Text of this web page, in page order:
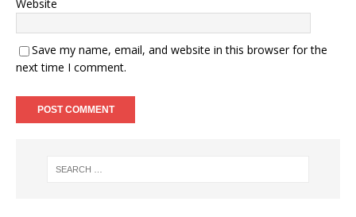
Website
Save my name, email, and website in this browser for the
next time I comment.